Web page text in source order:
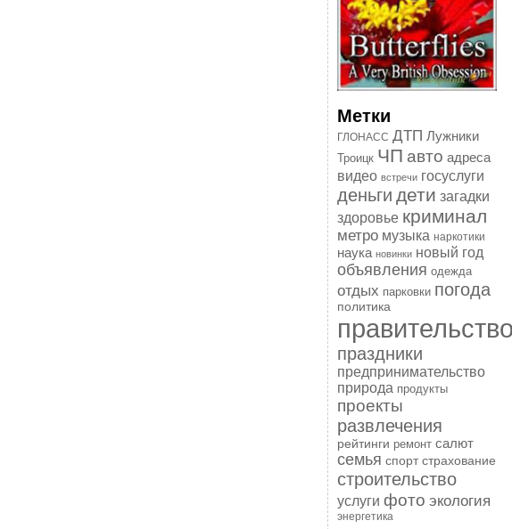
Метки
ГЛОНАСС ДТП Лужники
Троицк ЧП авто адреса
видео встречи госуслуги
деньги дети загадки
здоровье криминал
метро музыка наркотики
наука новинки новый год
объявления одежда
отдых парковки погода
политика
праздники
предпринимательство
природа продукты
проекты
развлечения
рейтинги ремонт салют
семья спорт страхование
строительство
услуги фото экология
энергетика